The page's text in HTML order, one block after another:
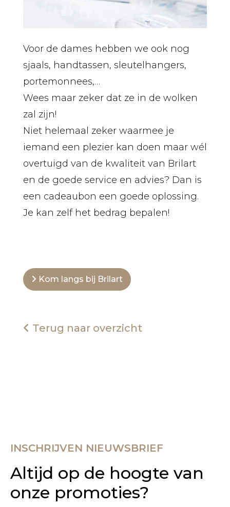
Voor de dames hebben we ook nog
sjaals, handtassen, sleutelhangers,
portemonnees,…
Wees maar zeker dat ze in de wolken
zal zijn!
Niet helemaal zeker waarmee je
iemand een plezier kan doen maar wél
overtuigd van de kwaliteit van Brilart
en de goede service en advies? Dan is
een cadeaubon een goede oplossing.
Je kan zelf het bedrag bepalen!
Kom langs bij Brilart
Terug naar overzicht
INSCHRIJVEN NIEUWSBRIEF
Altijd op de hoogte van
onze promoties?